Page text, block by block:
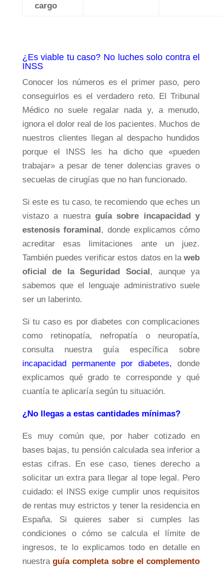
cargo
¿Es viable tu caso? No luches solo contra el
INSS
Conocer los números es el primer paso, pero
conseguirlos es el verdadero reto. El Tribunal
Médico no suele regalar nada y, a menudo,
ignora el dolor real de los pacientes. Muchos de
nuestros clientes llegan al despacho hundidos
porque el INSS les ha dicho que «pueden
trabajar» a pesar de tener dolencias graves o
secuelas de cirugías que no han funcionado.
Si este es tu caso, te recomiendo que eches un
vistazo a nuestra guía sobre incapacidad y
estenosis foraminal , donde explicamos cómo
acreditar esas limitaciones ante un juez.
También puedes verificar estos datos en laweb
oficial de la Seguridad Social , aunque ya
sabemos que el lenguaje administrativo suele
ser un laberinto.
Si tu caso es por diabetes con complicaciones
como retinopatía, nefropatía o neuropatía,
consulta nuestra guía específica sobre
incapacidad permanente por diabetes, donde
explicamos qué grado te corresponde y qué
cuantía te aplicaría según tu situación.
¿No llegas a estas cantidades mínimas?
Es muy común que, por haber cotizado en
bases bajas, tu pensión calculada sea inferior a
estas cifras. En ese caso, tienes derecho a
solicitar un extra para llegar al tope legal. Pero
cuidado: el INSS exige cumplir unos requisitos
de rentas muy estrictos y tener la residencia en
España. Si quieres saber si cumples las
condiciones o cómo se calcula el límite de
ingresos, te lo explicamos todo en detalle en
nuestraguía completa sobre el complemento